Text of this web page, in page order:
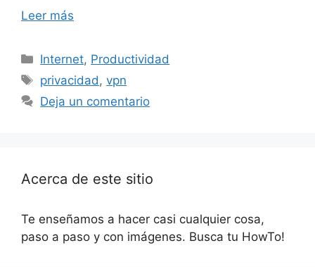
Leer más
Categorías
Internet, Productividad
Etiquetas
privacidad ,vpn
Deja un comentario
Acerca de este sitio
Te enseñamos a hacer casi cualquier cosa,
paso a paso y con imágenes. Busca tu HowTo!